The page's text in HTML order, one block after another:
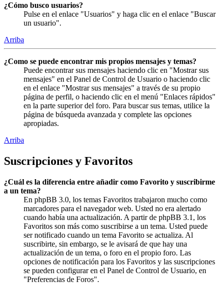
¿Cómo busco usuarios?
Pulse en el enlace "Usuarios" y haga clic en el enlace "Buscar
un usuario".
Arriba
¿Como se puede encontrar mis propios mensajes y temas?
Puede encontrar sus mensajes haciendo clic en "Mostrar sus
mensajes" en el Panel de Control de Usuario o haciendo clic
en el enlace "Mostrar sus mensajes" a través de su propio
página de perfil, o haciendo clic en el menú "Enlaces rápidos"
en la parte superior del foro. Para buscar sus temas, utilice la
página de búsqueda avanzada y complete las opciones
apropiadas.
Arriba
Suscripciones y Favoritos
¿Cuál es la diferencia entre añadir como Favorito y suscribirme
a un tema?
En phpBB 3.0, los temas Favoritos trabajaron mucho como
marcadores para el navegador web. Usted no era alertado
cuando había una actualización. A partir de phpBB 3.1, los
Favoritos son más como suscribirse a un tema. Usted puede
ser notificado cuando un tema Favorito se actualiza. Al
suscribirte, sin embargo, se le avisará de que hay una
actualización de un tema, o foro en el propio foro. Las
opciones de notificación para los Favoritos y las suscripciones
se pueden configurar en el Panel de Control de Usuario, en
"Preferencias de Foros".